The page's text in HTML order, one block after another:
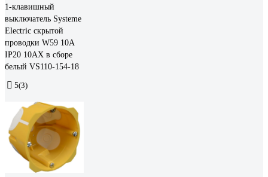
1-клавишный
выключатель Systeme
Electric скрытой
проводки W59 10А
IP20 10AX в сборе
белый VS110-154-18
5(3)